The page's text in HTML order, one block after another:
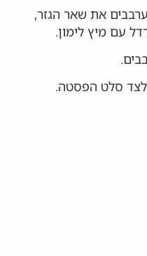
את שאר הגזר,
עם מיץ לימון.
לצד סלט הפסטה.